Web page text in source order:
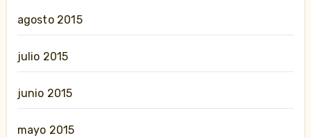
agosto 2015
julio 2015
junio 2015
mayo 2015